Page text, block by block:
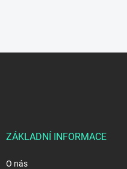
ZÁKLADNÍ INFORMACE
O nás